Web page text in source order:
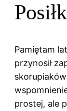
Pamiętam
przynosił
prostej, ale